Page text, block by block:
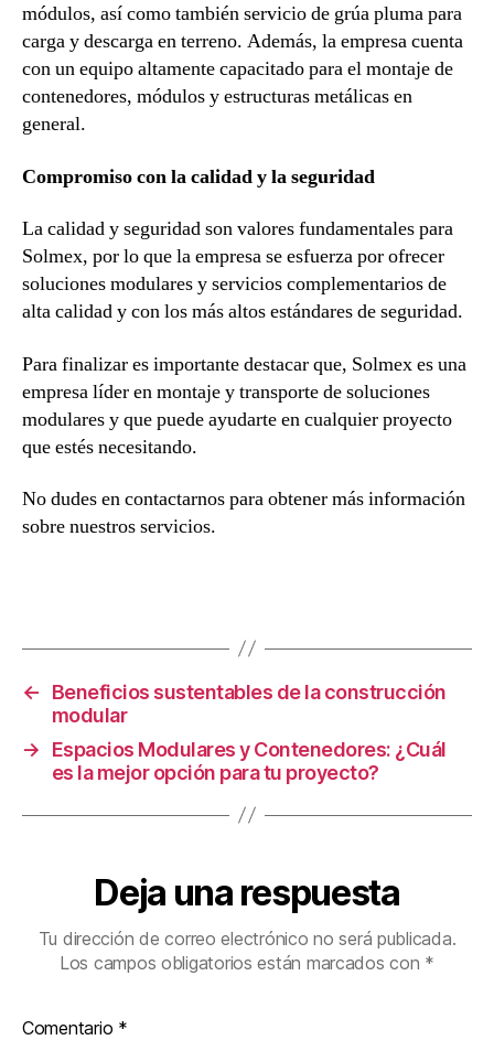
módulos, así como también servicio de grúa pluma para
carga y descarga en terreno. Además, la empresa cuenta
con un equipo altamente capacitado para el montaje de
contenedores, módulos y estructuras metálicas en
general.
Compromiso con la calidad y la seguridad
La calidad y seguridad son valores fundamentales para
Solmex, por lo que la empresa se esfuerza por ofrecer
soluciones modulares y servicios complementarios de
alta calidad y con los más altos estándares de seguridad.
Para finalizar es importante destacar que, Solmex es una
empresa líder en montaje y transporte de soluciones
modulares y que puede ayudarte en cualquier proyecto
que estés necesitando.
No dudes en contactarnos para obtener más información
sobre nuestros servicios.
←
Beneficios sustentables de la construcción
modular
→
Espacios Modulares y Contenedores: ¿Cuál
es la mejor opción para tu proyecto?
Deja una respuesta
Tu dirección de correo electrónico no será publicada.
Los campos obligatorios están marcados con *
Comentario *